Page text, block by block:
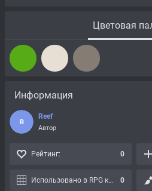
Цветовая
Информация
R
Reef
Автор
Рейтинг: 0
Использовано в RPG картах: 0